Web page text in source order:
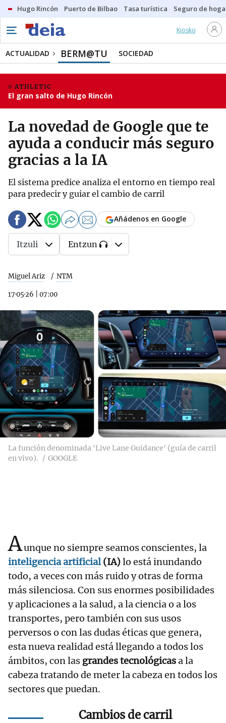
Hugo Rincón Puerto de Bilbao Tasa turística Seguro de
Kiosko
ACTUALIDAD BERM@TU SOCIEDAD
ATHLETIC
El gran salto de Hugo Rincón
La novedad de Google que te
ayuda a conducir más seguro
gracias a la IA
El sistema predice analiza el entorno en tiempo real
para predecir y guiar el cambio de carril
Miguel Ariz NTM
17·05·26 07:00
Añádenos en Google
Itzuli Entzun
La función denominada 'Live Lane Guidance' (guía de carril
en vivo).
GOOGLE
Aunque no siempre seamos conscientes, la
inteligencia artificial(IA)lo está inundando
todo, a veces con más ruido y otras de forma
más silenciosa. Con sus enormes posibilidades
y aplicaciones a la salud, a la ciencia o a los
transportes, pero también con sus usos
perversos o con las dudas éticas que genera,
esta nueva realidad está llegando a todos los
ámbitos, con las grandes tecnológicasa la
cabeza tratando de meter la cabeza en todos los
sectores que puedan.
Cambios de carril